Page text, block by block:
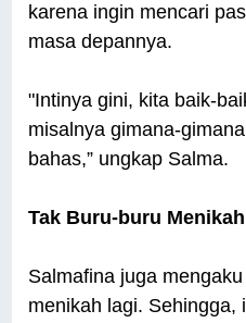
karena ingin mencari
masa depannya.
"Intinya gini, kita baik-
misalnya gimana-
bahas,” ungkap Salma.
Tak Buru-buru
Salmafina juga
menikah lagi. Sehingga,